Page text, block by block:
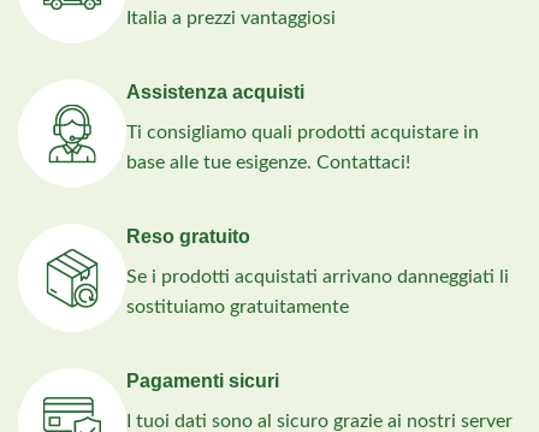
Italia a prezzi vantaggiosi
Assistenza acquisti
Ti consigliamo quali prodotti acquistare in
base alle tue esigenze. Contattaci!
Reso gratuito
Se i prodotti acquistati arrivano danneggiati li
sostituiamo gratuitamente
Pagamenti sicuri
I tuoi dati sono al sicuro grazie ai nostri server